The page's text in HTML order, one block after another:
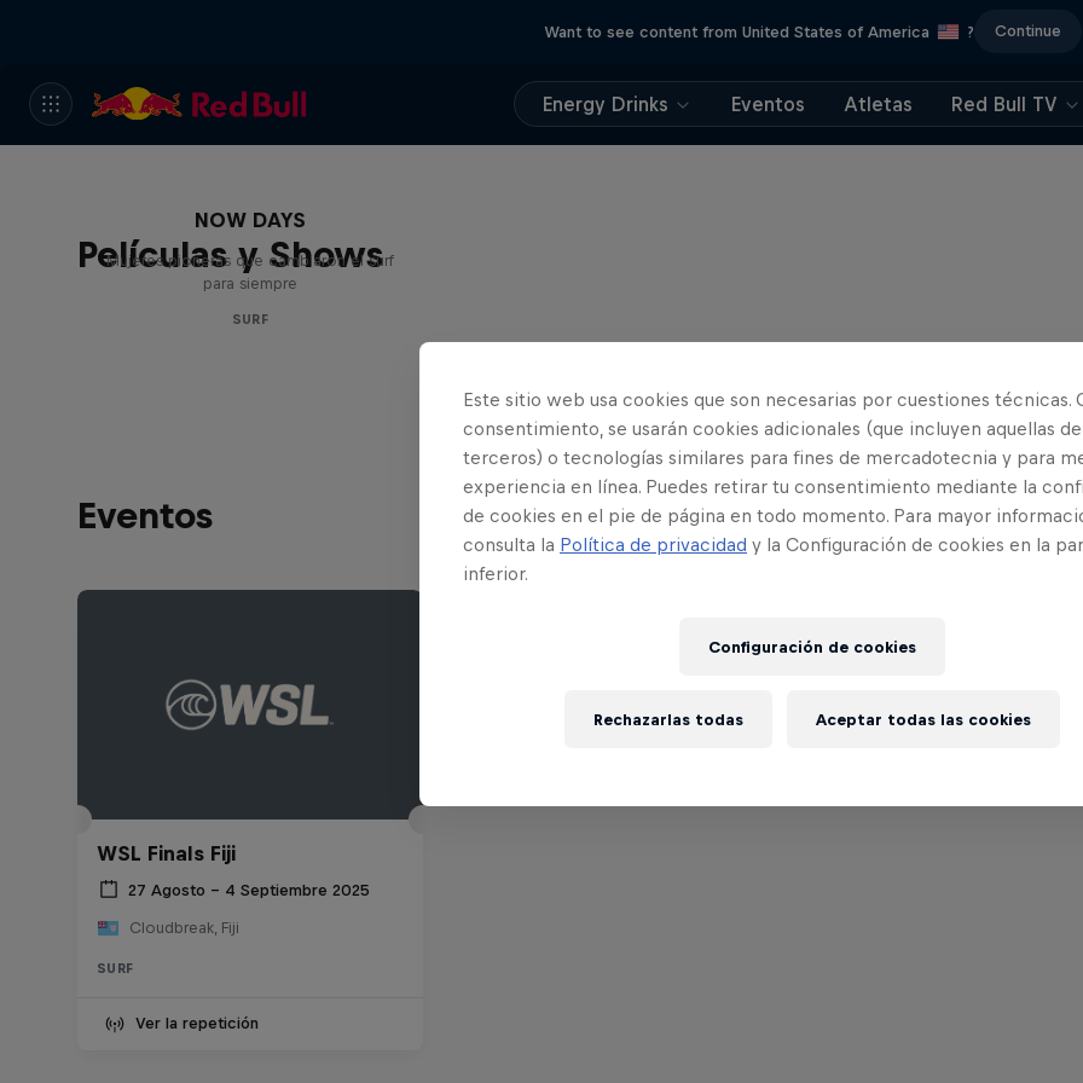
Want to see content from United States of America ? Continue
Energy Drinks Eventos Atletas Red Bull TV
Películas y Shows
NOW DAYS
Mujeres pioneras que cambiaron el surf
para siempre
SURF
Eventos
WSL Finals Fiji
27 Agosto – 4 Septiembre 2025
Cloudbreak, Fiji
SURF
Ver la repetición
Este sitio web usa cookies que son necesarias por cuestiones técnicas.
consentimiento, se usarán cookies adicionales (que incluyen aquellas de
terceros) o tecnologías similares para fines de mercadotecnia y para
experiencia en línea. Puedes retirar tu consentimiento mediante la
de cookies en el pie de página en todo momento. Para mayor
consulta la Política de privacidad y la Configuración de cookies en la
inferior.
Configuración de cookies
Rechazarlas todas Aceptar todas las cookies